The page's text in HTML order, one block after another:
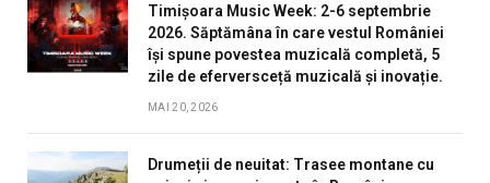
Timișoara Music Week: 2-6 septembrie
2026. Săptămâna în care vestul României
își spune povestea muzicală completă, 5
zile de eferversceță muzicală și inovație.
MAI 20, 2026
Drumeții de neuitat: Trasee montane cu